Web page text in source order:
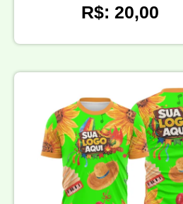
R$: 20,00